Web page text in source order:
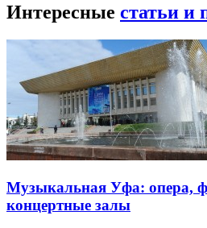
Интересные статьи и
Музыкальная Уфа: опера,
концертные залы